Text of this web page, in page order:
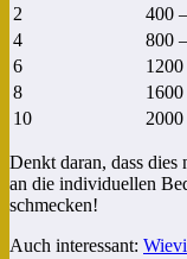
2
400
4
800
6
8
10
Denkt daran, dass
an die individuellen
schmecken!
Auch interessant: